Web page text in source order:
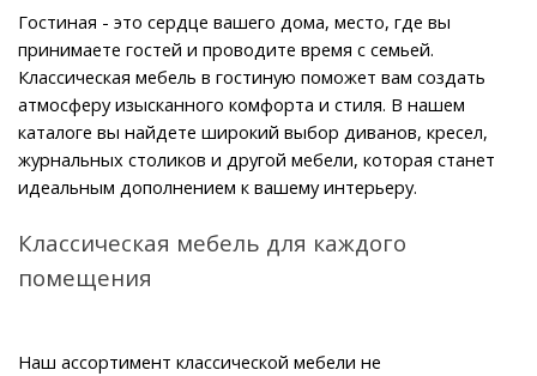
Гостиная - это сердце вашего дома, место, где вы
принимаете гостей и проводите время с семьей.
Классическая мебель в гостиную поможет вам создать
атмосферу изысканного комфорта и стиля. В нашем
каталоге вы найдете широкий выбор диванов, кресел,
журнальных столиков и другой мебели, которая станет
идеальным дополнением к вашему интерьеру.
Классическая мебель для каждого
помещения
Наш ассортимент классической мебели не